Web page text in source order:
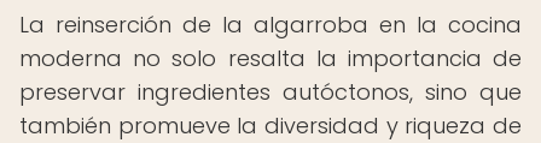
La reinserción de la algarroba en la cocina
moderna no solo resalta la importancia de
preservar ingredientes autóctonos, sino que
también promueve la diversidad y riqueza de